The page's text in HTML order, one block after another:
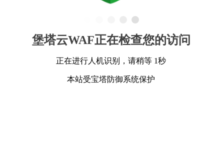
堡塔云WAF正在检查您的访问
正在进行人机识别，请稍等 1秒
本站受宝塔防御系统保护